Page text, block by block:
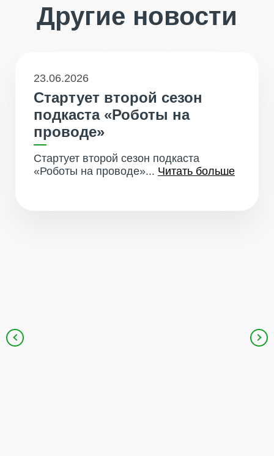
Другие новости
23.06.2026
Стартует второй сезон
подкаста «Роботы на
проводе»
Стартует второй сезон подкаста
«Роботы на проводе»... Читать больше